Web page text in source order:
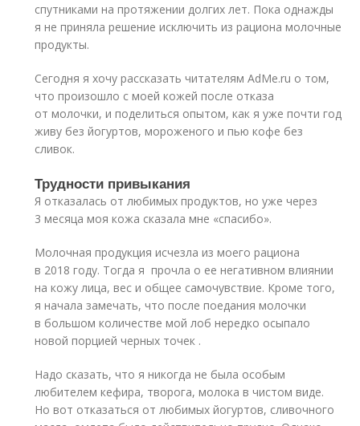
спутниками на протяжении долгих лет. Пока однажды
я не приняла решение исключить из рациона молочные
продукты.
Сегодня я хочу рассказать читателям AdMe.ru о том,
что произошло с моей кожей после отказа
от молочки, и поделиться опытом, как я уже почти год
живу без йогуртов, мороженого и пью кофе без
сливок.
Трудности привыкания
Я отказалась от любимых продуктов, но уже через
3 месяца моя кожа сказала мне «спасибо».
Молочная продукция исчезла из моего рациона
в 2018 году. Тогда я прочла о ее негативном влиянии
на кожу лица, вес и общее самочувствие. Кроме того,
я начала замечать, что после поедания молочки
в большом количестве мой лоб нередко осыпало
новой порцией черных точек .
Надо сказать, что я никогда не была особым
любителем кефира, творога, молока в чистом виде.
Но вот отказаться от любимых йогуртов, сливочного